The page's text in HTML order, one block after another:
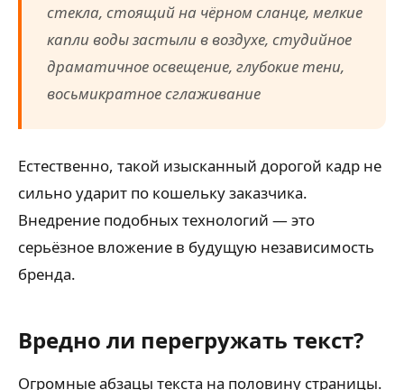
стекла, стоящий на чёрном сланце, мелкие
капли воды застыли в воздухе, студийное
драматичное освещение, глубокие тени,
восьмикратное сглаживание
Естественно, такой изысканный дорогой кадр не
сильно ударит по кошельку заказчика.
Внедрение подобных технологий — это
серьёзное вложение в будущую независимость
бренда.
Вредно ли перегружать текст?
Огромные абзацы текста на половину страницы.